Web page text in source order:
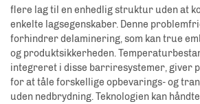
flere lag til en enhedlig struktur uden at
enkelte lagsegenskaber. Denne
forhindrer delaminering, som kan true
og produktsikkerheden.
integreret i disse barriresystemer, giver
for at tåle forskellige opbevarings- og
uden nedbrydning. Teknologien kan